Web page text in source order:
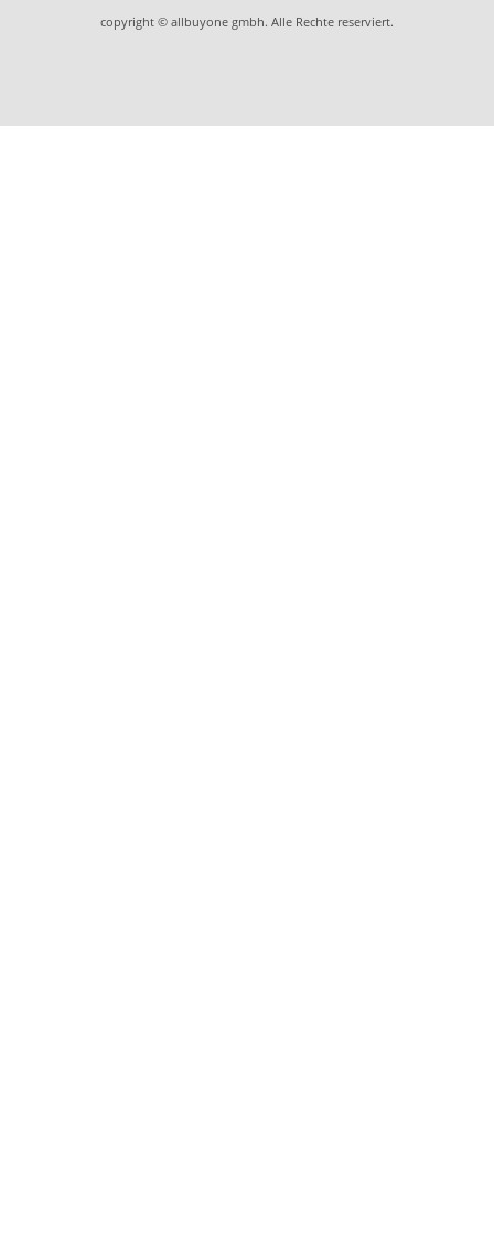
copyright © allbuyone gmbh. Alle Rechte reserviert.